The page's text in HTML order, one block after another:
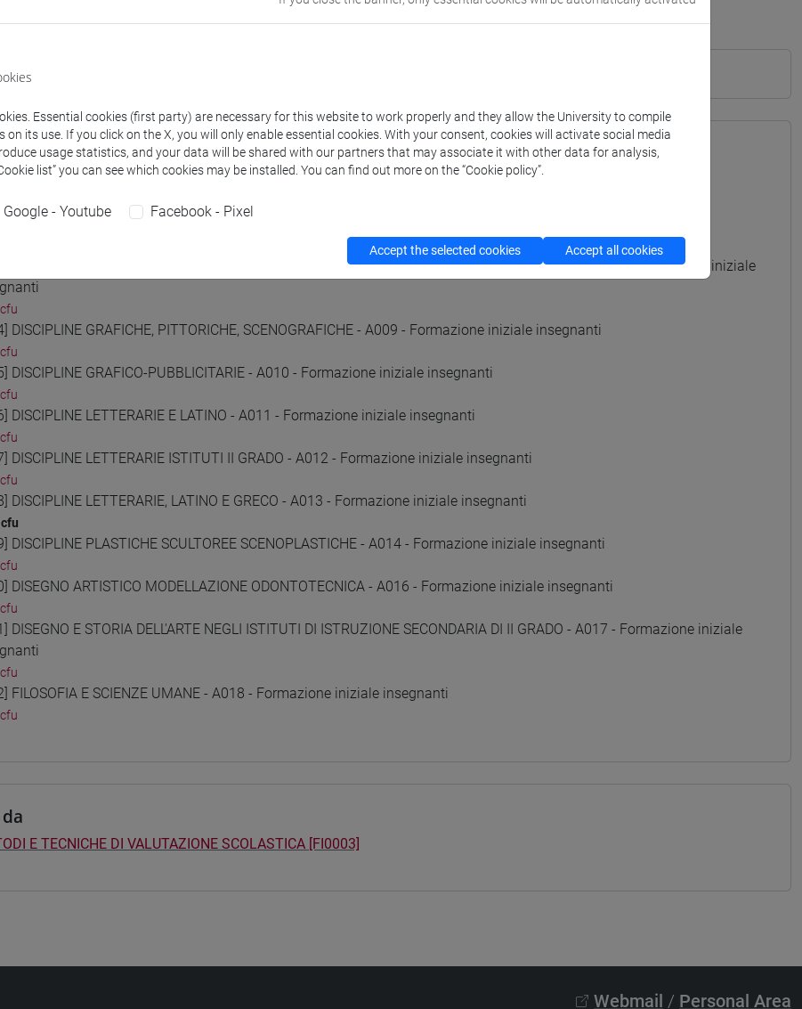
Fiorino
Programmes and Curricula
ARTE E IMMAGINE NELLA SCUOLA SECONDARIA DI I GRADO - A001 - Formazione iniziale insegnanti
DISCIPLINE AUDIOVISIVE - A007 - Formazione iniziale insegnanti
DISCIPLINE GEOMETRICHE, ARCHITETTURA, DESIGN D'ARREDAMENTO E SCENOTECNICA - A008 - Formazione iniziale
DISCIPLINE GRAFICHE, PITTORICHE, SCENOGRAFICHE - A009 - Formazione iniziale insegnanti
DISCIPLINE GRAFICO-PUBBLICITARIE - A010 - Formazione iniziale insegnanti
DISCIPLINE LETTERARIE E LATINO - A011 - Formazione iniziale insegnanti
DISCIPLINE LETTERARIE ISTITUTI II GRADO - A012 - Formazione iniziale insegnanti
DISCIPLINE LETTERARIE, LATINO E GRECO - A013 - Formazione iniziale insegnanti
DISCIPLINE PLASTICHE SCULTOREE SCENOPLASTICHE - A014 - Formazione iniziale insegnanti
DISEGNO ARTISTICO MODELLAZIONE ODONTOTECNICA - A016 - Formazione iniziale insegnanti
DISEGNO E STORIA DELL'ARTE NEGLI ISTITUTI DI ISTRUZIONE SECONDARIA DI II GRADO - A017 - Formazione iniziale
FILOSOFIA E SCIENZE UMANE - A018 - Formazione iniziale insegnanti
E TECNICHE DI VALUTAZIONE SCOLASTICA [FI0003]
Webmail / Personal Area
Essential cookies (first party) are necessary for this website to work properly and they allow the University to compile
its use. If you click on the X, you will only enable essential cookies. With your consent, cookies will activate social media
usage statistics, and your data will be shared with our partners that may associate it with other data for analysis,
list” you can see which cookies may be installed. You can find out more on the “Cookie policy”.
Google - Youtube Facebook - Pixel
Accept the selected cookies Accept all cookies